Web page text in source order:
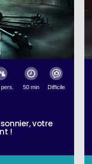
50 min Difficile
votre
!